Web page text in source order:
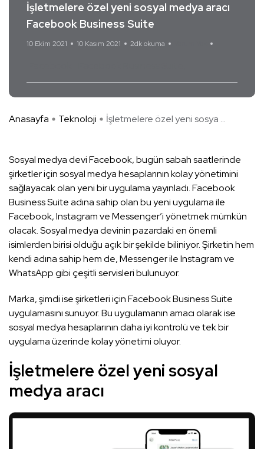
İşletmelere özel yeni sosyal medya aracı
Facebook Business Suite
10 Ekim 2021 10 Kasım 2021 2dk okuma
Anasayfa Teknoloji İşletmelere özel yeni sosya ...
Sosyal medya devi Facebook, bugün sabah saatlerinde
şirketler için sosyal medya hesaplarının kolay yönetimini
sağlayacak olan yeni bir uygulama yayınladı. Facebook
Business Suite adına sahip olan bu yeni uygulama ile
Facebook, Instagram ve Messenger’i yönetmek mümkün
olacak. Sosyal medya devinin pazardaki en önemli
isimlerden birisi olduğu açık bir şekilde biliniyor. Şirketin hem
kendi adına sahip hem de, Messenger ile Instagram ve
WhatsApp gibi çeşitli servisleri bulunuyor.
Marka, şimdi ise şirketleri için Facebook Business Suite
uygulamasını sunuyor. Bu uygulamanın amacı olarak ise
sosyal medya hesaplarının daha iyi kontrolü ve tek bir
uygulama üzerinde kolay yönetimi oluyor.
İşletmelere özel yeni sosyal
medya aracı